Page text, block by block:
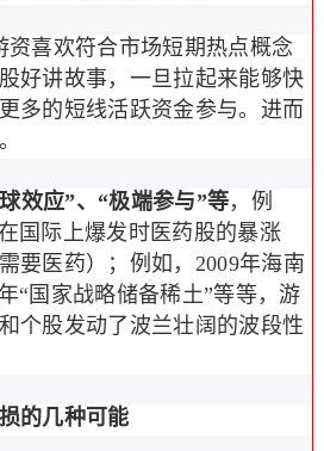
资喜欢符合市场短期热点概念
好讲故事，一旦拉起来能够快
多的短线活跃资金参与。进而
效应”、“极端参与”等，例
国际上爆发时医药股的暴涨
要医药）；例如，2009年海南
“国家战略储备稀土”等等，游
个股发动了波兰壮阔的波段性
的几种可能